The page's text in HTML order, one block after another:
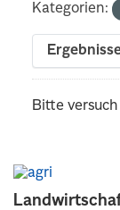
Kategorien:
Bitte